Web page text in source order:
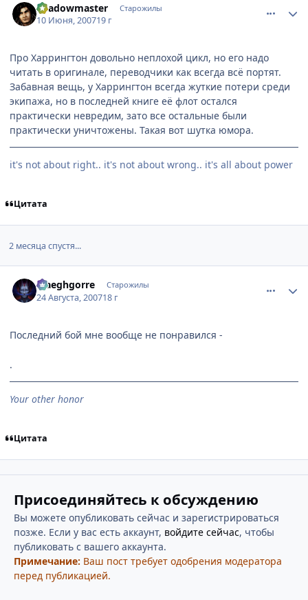
Shadowmaster Старожилы
10 Июня, 200719 г
Про Харрингтон довольно неплохой цикл, но его надо
читать в оригинале, переводчики как всегда всё портят.
Забавная вещь, у Харрингтон всегда жуткие потери среди
экипажа, но в последней книге её флот остался
практически невредим, зато все остальные были
практически уничтожены. Такая вот шутка юмора.
it's not about right.. it's not about wrong.. it's all about power
Цитата
2 месяца спустя...
Maeghgorre Старожилы
24 Августа, 200718 г
Последний бой мне вообще не понравился -
.
Your other honor
Цитата
Присоединяйтесь к обсуждению
Вы можете опубликовать сейчас и зарегистрироваться
позже. Если у вас есть аккаунт, войдите сейчас, чтобы
публиковать с вашего аккаунта.
Примечание: Ваш пост требует одобрения модератора
перед публикацией.